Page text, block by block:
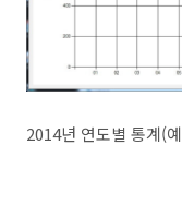
2014년 연도별 통계(